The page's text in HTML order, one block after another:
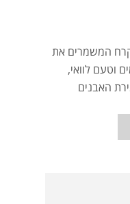
מעוצבות, 8 אבני קרח המשמרים את
וטעם לוואי,
האבנים